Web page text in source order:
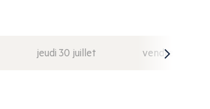
jeudi 30 juillet vendredi 31